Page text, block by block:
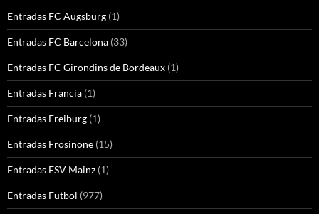
Entradas FC Augsburg (1)
Entradas FC Barcelona (33)
Entradas FC Girondins de Bordeaux (1)
Entradas Francia (1)
Entradas Freiburg (1)
Entradas Frosinone (15)
Entradas FSV Mainz (1)
Entradas Futbol (977)